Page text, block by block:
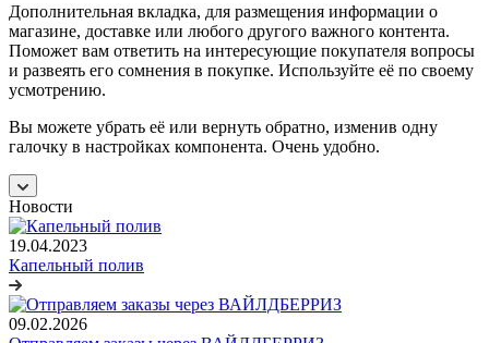
Дополнительная вкладка, для размещения информации о
магазине, доставке или любого другого важного контента.
Поможет вам ответить на интересующие покупателя вопросы
и развеять его сомнения в покупке. Используйте её по своему
усмотрению.
Вы можете убрать её или вернуть обратно, изменив одну
галочку в настройках компонента. Очень удобно.
Новости
19.04.2023
Капельный полив
09.02.2026